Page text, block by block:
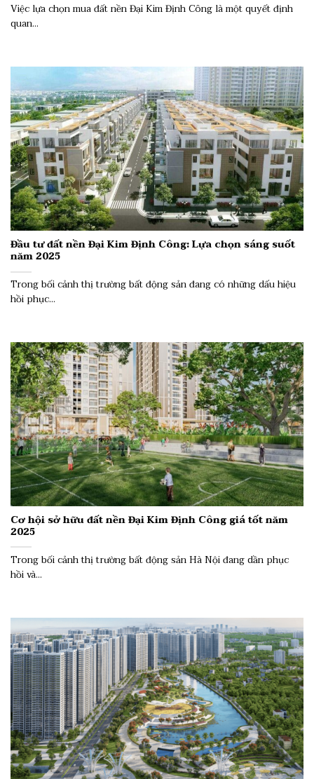
Việc lựa chọn mua đất nền Đại Kim Định Công là một quyết định
quan...
Đầu tư đất nền Đại Kim Định Công: Lựa chọn sáng suốt
năm 2025
Trong bối cảnh thị trường bất động sản đang có những dấu hiệu
hồi phục...
Cơ hội sở hữu đất nền Đại Kim Định Công giá tốt năm
2025
Trong bối cảnh thị trường bất động sản Hà Nội đang dần phục
hồi và...